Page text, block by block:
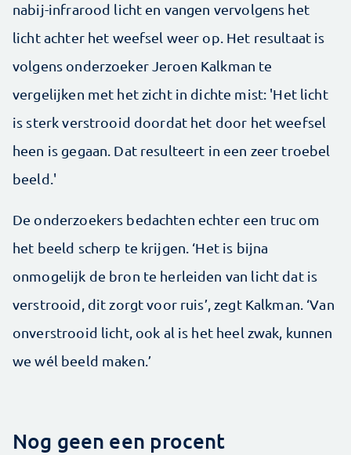
nabij-infrarood licht en vangen vervolgens het
licht achter het weefsel weer op. Het resultaat is
volgens onderzoeker Jeroen Kalkman te
vergelijken met het zicht in dichte mist: 'Het licht
is sterk verstrooid doordat het door het weefsel
heen is gegaan. Dat resulteert in een zeer troebel
beeld.'
De onderzoekers bedachten echter een truc om
het beeld scherp te krijgen. ‘Het is bijna
onmogelijk de bron te herleiden van licht dat is
verstrooid, dit zorgt voor ruis’, zegt Kalkman. ‘Van
onverstrooid licht, ook al is het heel zwak, kunnen
we wél beeld maken.’
Nog geen een procent